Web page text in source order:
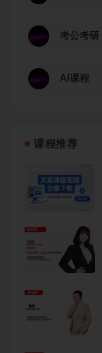
考公考研
AI课程
课程推荐